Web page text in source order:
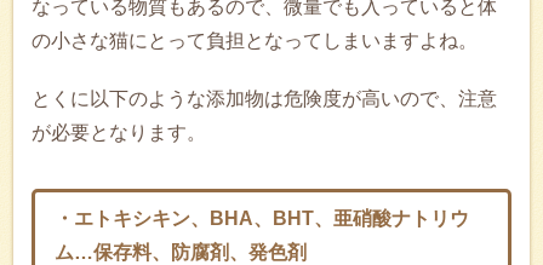
なっている物質もあるので、微量でも入っていると体
の小さな猫にとって負担となってしまいますよね。
とくに以下のような添加物は危険度が高いので、注意
が必要となります。
・エトキシキン、BHA、BHT、亜硝酸ナトリウ
ム…保存料、防腐剤、発色剤